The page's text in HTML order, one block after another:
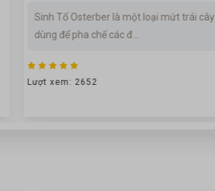
Sinh Tố Osterber là một loại mứt trái cây
dùng để pha chế các đ...
Lượt xem: 2652